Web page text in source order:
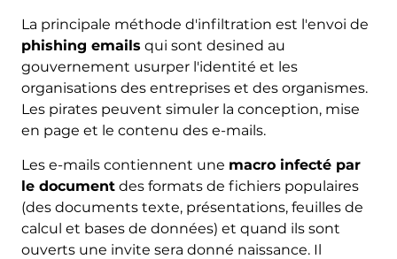
La principale méthode d'infiltration est l'envoi de
phishing emails qui sont desined au
gouvernement usurper l'identité et les
organisations des entreprises et des organismes.
Les pirates peuvent simuler la conception, mise
en page et le contenu des e-mails.
Les e-mails contiennent une macro infecté par
le documentdes formats de fichiers populaires
(des documents texte, présentations, feuilles de
calcul et bases de données) et quand ils sont
ouverts une invite sera donné naissance. Il